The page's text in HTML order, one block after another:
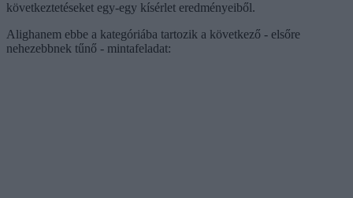
következtetéseket egy-egy kísérlet eredményeiből.
Alighanem ebbe a kategóriába tartozik a következő - elsőre
nehezebbnek tűnő - mintafeladat: